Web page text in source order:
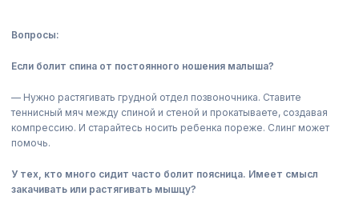
Вопросы:
Если болит спина от постоянного ношения малыша?
— Нужно растягивать грудной отдел позвоночника. Ставите
теннисный мяч между спиной и стеной и прокатываете, создавая
компрессию. И старайтесь носить ребенка пореже. Слинг может
помочь.
У тех, кто много сидит часто болит поясница. Имеет смысл
закачивать или растягивать мышцу?